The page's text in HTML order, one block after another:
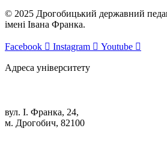
© 2025 Дрогобицький державний
імені Івана Франка.
Facebook Instagram Youtube
Адреса університету
вул. І. Франка, 24,
м. Дрогобич, 82100